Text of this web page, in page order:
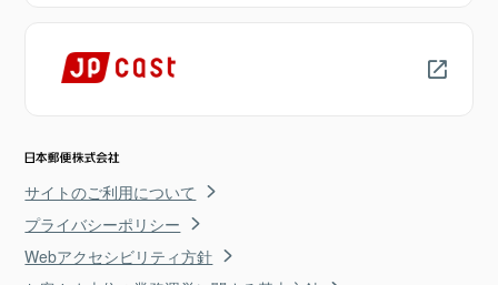
サイトのご利用について
プライバシーポリシー
Webアクセシビリティ方針